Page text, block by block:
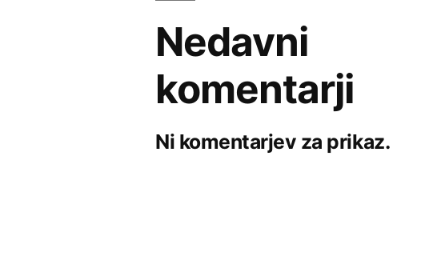
Nedavni
komentarji
Ni komentarjev za prikaz.